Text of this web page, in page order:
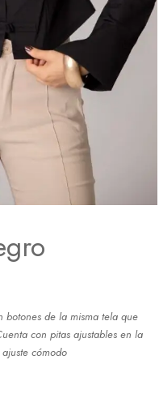
de la misma tela que
con pitas ajustables en la
cómodo